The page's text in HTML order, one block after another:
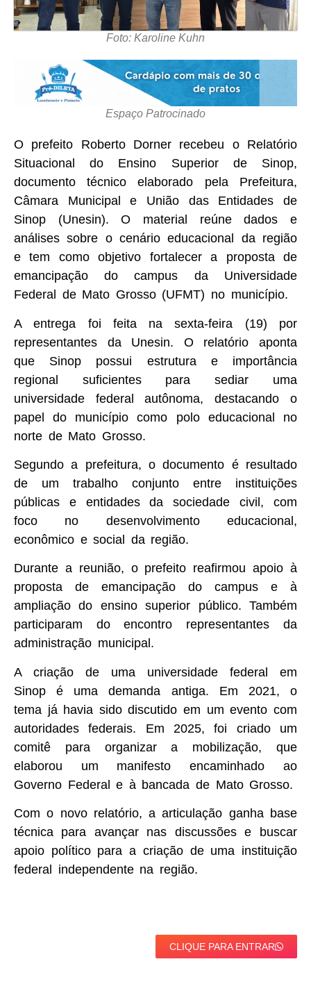
Foto: Karoline Kuhn
Espaço Patrocinado
O prefeito Roberto Dorner recebeu o Relatório
Situacional do Ensino Superior de Sinop,
documento técnico elaborado pela Prefeitura,
Câmara Municipal e União das Entidades de
Sinop (Unesin). O material reúne dados e
análises sobre o cenário educacional da região
e tem como objetivo fortalecer a proposta de
emancipação do campus da Universidade
Federal de Mato Grosso (UFMT) no município.
A entrega foi feita na sexta-feira (19) por
representantes da Unesin. O relatório aponta
que Sinop possui estrutura e importância
regional suficientes para sediar uma
universidade federal autônoma, destacando o
papel do município como polo educacional no
norte de Mato Grosso.
Segundo a prefeitura, o documento é resultado
de um trabalho conjunto entre instituições
públicas e entidades da sociedade civil, com
foco no desenvolvimento educacional,
econômico e social da região.
Durante a reunião, o prefeito reafirmou apoio à
proposta de emancipação do campus e à
ampliação do ensino superior público. Também
participaram do encontro representantes da
administração municipal.
A criação de uma universidade federal em
Sinop é uma demanda antiga. Em 2021, o
tema já havia sido discutido em um evento com
autoridades federais. Em 2025, foi criado um
comitê para organizar a mobilização, que
elaborou um manifesto encaminhado ao
Governo Federal e à bancada de Mato Grosso.
Com o novo relatório, a articulação ganha base
técnica para avançar nas discussões e buscar
apoio político para a criação de uma instituição
federal independente na região.
CLIQUE PARA ENTRAR